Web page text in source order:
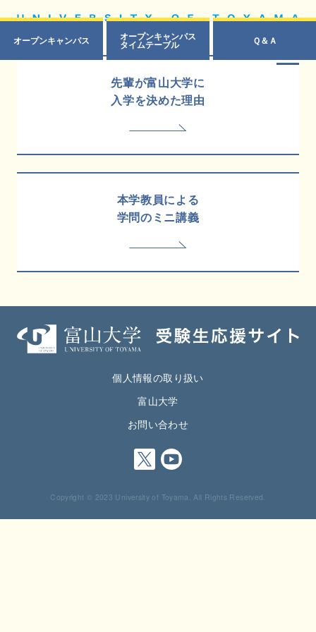
オープンキャンパス オープンキャンパス
タイムテーブル Ｑ＆Ａ
先輩が富山大学に
入学を決めた理由
本学教員による
学問のミニ講義
個人情報の取り扱い
富山大学
お問い合わせ
Copyright © 2023 University of Toyama. All Rights Reserved.